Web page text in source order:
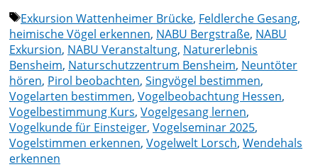
Schlagwörter
Exkursion Wattenheimer Brücke, Feldlerche Gesang,
heimische Vögel erkennen, NABU Bergstraße, NABU
Exkursion, NABU Veranstaltung, Naturerlebnis
Bensheim, Naturschutzzentrum Bensheim, Neuntöter
hören, Pirol beobachten, Singvögel bestimmen,
Vogelarten bestimmen, Vogelbeobachtung Hessen,
Vogelbestimmung Kurs, Vogelgesang lernen,
Vogelkunde für Einsteiger, Vogelseminar 2025,
Vogelstimmen erkennen, Vogelwelt Lorsch, Wendehals
erkennen